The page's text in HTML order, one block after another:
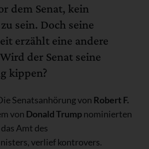
dem Senat, kein
sein. Doch seine
erzählt eine andere
der Senat seine
kippen?
Senatsanhörung von Robert F.
von Donald Trumpnominierten
Amt des
verlief kontrovers.